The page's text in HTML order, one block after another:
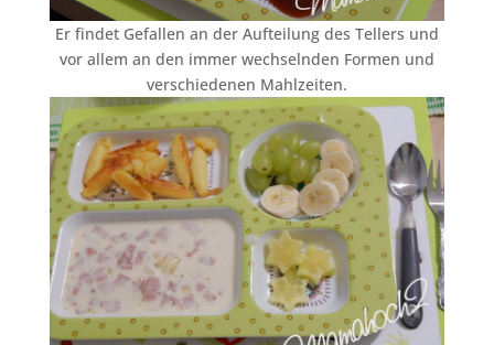
Er findet Gefallen an der Aufteilung des Tellers und
vor allem an den immer wechselnden Formen und
verschiedenen Mahlzeiten.